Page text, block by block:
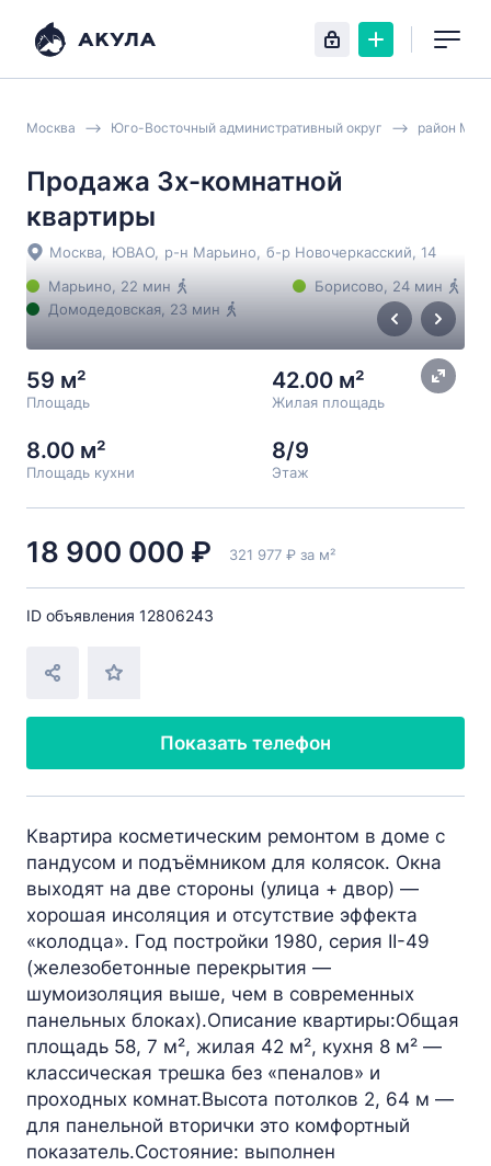
Москва Юго-Восточный административный округ район
Продажа 3х-комнатной
квартиры
Москва, ЮВАО, р-н Марьино, б-р Новочеркасский, 14
Марьино, 22 мин Борисово, 24 мин
Домодедовская, 23 мин
59 м²
Площадь
42.00 м²
Жилая площадь
8.00 м²
Площадь кухни
8/9
Этаж
18 900 000 ₽ 321 977 ₽ за м²
ID объявления 12806243
Показать телефон
Квартира косметическим ремонтом в доме с
пандусом и подъёмником для колясок. Окна
выходят на две стороны (улица + двор) —
хорошая инсоляция и отсутствие эффекта
«колодца». Год постройки 1980, серия II-49
(железобетонные перекрытия —
шумоизоляция выше, чем в современных
панельных блоках).Описание квартиры:Общая
площадь 58, 7 м², жилая 42 м², кухня 8 м² —
классическая трешка без «пеналов» и
проходных комнат.Высота потолков 2, 64 м —
для панельной вторички это комфортный
показатель.Состояние: выполнен